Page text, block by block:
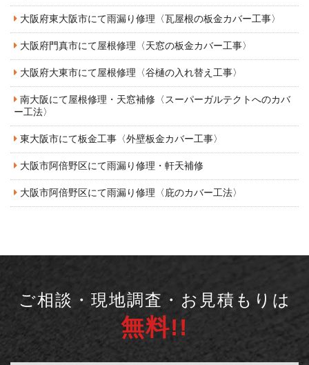
大阪府東大阪市にて雨漏り修理〈瓦屋根の板金カバー工事〉
大阪府門真市にて屋根修理〈天窓の板金カバー工事〉
大阪府大東市にて屋根修理〈谷樋の入れ替え工事〉
南大阪にて屋根修理・天窓補修〈スーパーガルテクトへのカバ
ー工法〉
東大阪市にて板金工事〈外壁板金カバー工事〉
大阪市阿倍野区にて雨漏り修理・軒天補修
大阪市阿倍野区にて雨漏り修理〈庇のカバー工法〉
ご相談・現地調査・お見積もりは
無料!!